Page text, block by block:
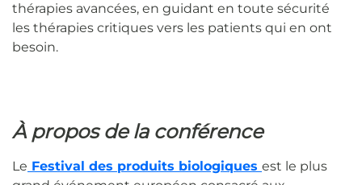
thérapies avancées, en guidant en toute sécurité
les thérapies critiques vers les patients qui en ont
besoin.
À propos de la conférence
Le Festival des produits biologiques est le plus